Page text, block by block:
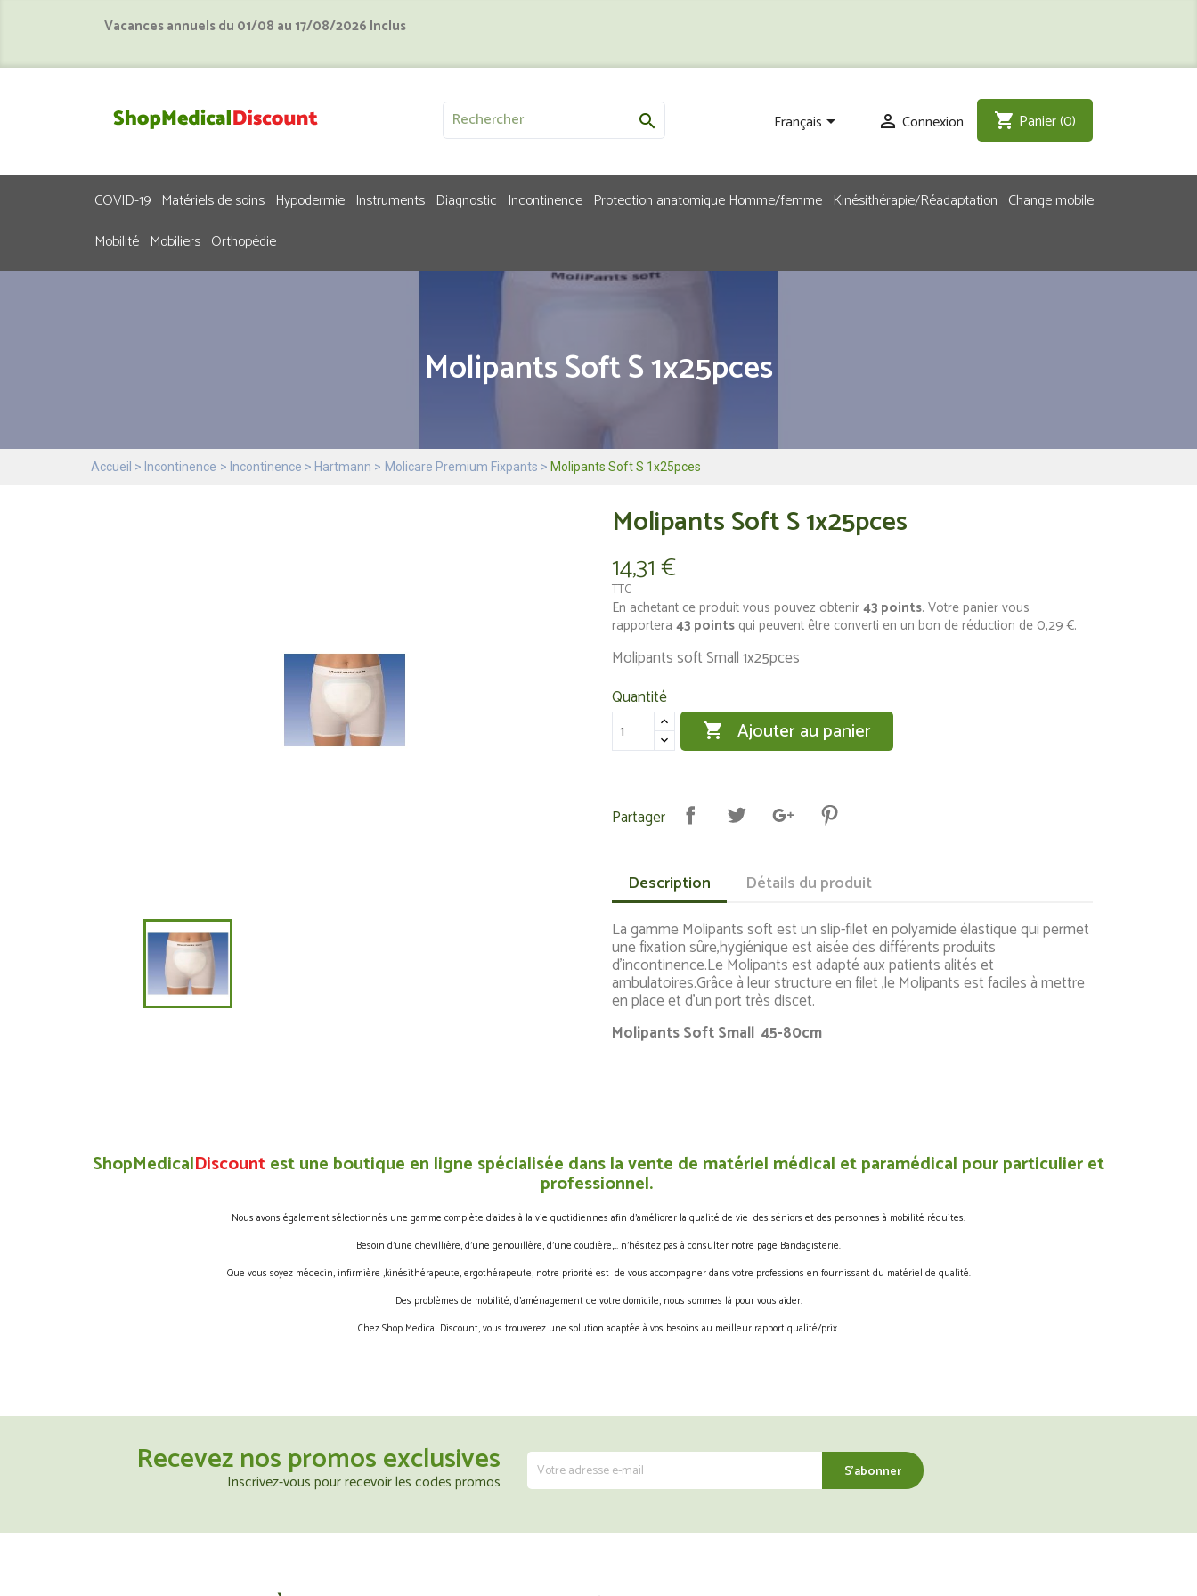
Vacances annuels du 01/08 au 17/08/2026 Inclus
 Français  Connexion shopping_cart Panier(0)
COVID-19 Matériels de soins Hypodermie Instruments Diagnostic Incontinence Protection anatomique Homme/femme Kinésithérapie/Réadaptation Change mobile
Mobilité Mobiliers Orthopédie
Molipants Soft S 1x25pces
Accueil Incontinence Incontinence Hartmann Molicare Premium Fixpants Molipants Soft S 1x25pces
Molipants Soft S 1x25pces
14,31 €
TTC
En achetant ce produit vous pouvez obtenir43 points. Votre panier vous
rapportera 43 points qui peuvent être converti en un bon de réduction de 0,29 €.
Molipants soft Small 1x25pces
Quantité
 Ajouter au panier
Partager
Description Détails du produit
La gamme Molipants soft est un slip-filet en polyamide élastique qui permet
une fixation sûre,hygiénique est aisée des différents produits
d'incontinence.Le Molipants est adapté aux patients alités et
ambulatoires.Grâce à leur structure en filet ,le Molipants est faciles à mettre
en place et d'un port très discet.
Molipants Soft Small 45-80cm
ShopMedicalDiscountest une boutique en ligne spécialisée dans la vente de matériel médical et paramédical pour particulier et
professionnel.
Nous avons également sélectionnés une gamme complète d’aides à la vie quotidiennes afin d’améliorer la qualité de vie des séniors et des personnes à mobilité réduites.
Besoin d’une chevillière, d’une genouillère, d’une coudière,… n’hésitez pas à consulter notre page Bandagisterie.
Que vous soyez médecin, infirmière ,kinésithérapeute, ergothérapeute, notre priorité est de vous accompagner dans votre professions en fournissant du matériel de qualité.
Des problèmes de mobilité, d’aménagement de votre domicile, nous sommes là pour vous aider.
Chez Shop Medical Discount, vous trouverez une solution adaptée à vos besoins au meilleur rapport qualité/prix.
Recevez nos promos exclusives
Inscrivez-vous pour recevoir les codes promos